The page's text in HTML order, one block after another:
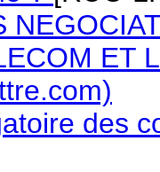
ET
des